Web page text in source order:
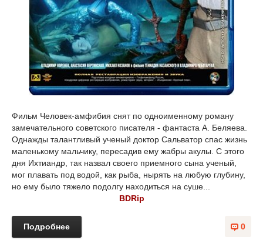
Фильм Человек-амфибия снят по одноименному роману
замечательного советского писателя - фантаста А. Беляева.
Однажды талантливый ученый доктор Сальватор спас жизнь
маленькому мальчику, пересадив ему жабры акулы. С этого
дня Ихтиандр, так назвал своего приемного сына ученый,
мог плавать под водой, как рыба, нырять на любую глубину,
но ему было тяжело подолгу находиться на суше...
BDRip
0
Подробнее